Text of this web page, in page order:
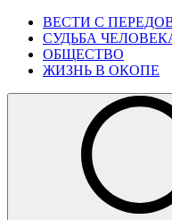
Skip
content
Primary
Menu
ВЕСТИ С
СУДЬБА
ОБЩЕСТВО
ЖИЗНЬ В ОКОПЕ